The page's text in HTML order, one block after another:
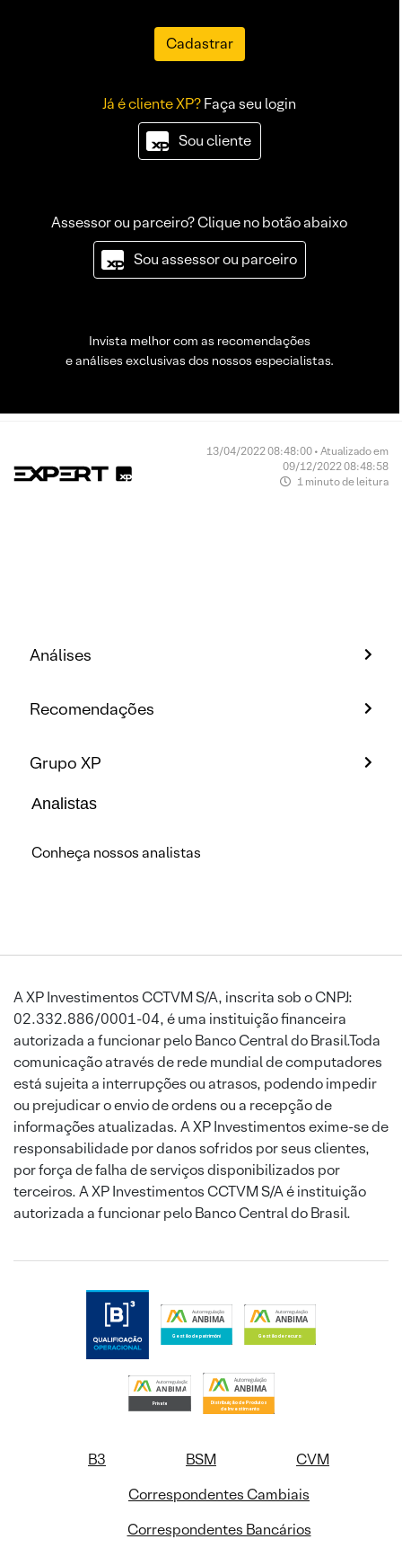
Cadastrar
Já é cliente XP?Faça seu login
Sou cliente
Assessor ou parceiro? Clique no botão abaixo
Sou assessor ou parceiro
Invista melhor com as recomendações
e análises exclusivas dos nossos especialistas.
13/04/2022 08:48:00 • Atualizado em
09/12/2022 08:48:58
1 minuto de leitura
Análises
Recomendações
Grupo XP
Analistas
Conheça nossos analistas
A XP Investimentos CCTVM S/A, inscrita sob o CNPJ:
02.332.886/0001-04, é uma instituição financeira
autorizada a funcionar pelo Banco Central do Brasil.Toda
comunicação através de rede mundial de computadores
está sujeita a interrupções ou atrasos, podendo impedir
ou prejudicar o envio de ordens ou a recepção de
informações atualizadas. A XP Investimentos exime-se de
responsabilidade por danos sofridos por seus clientes,
por força de falha de serviços disponibilizados por
terceiros. A XP Investimentos CCTVM S/A é instituição
autorizada a funcionar pelo Banco Central do Brasil.
B3 BSM
CVM
Correspondentes Cambiais
Correspondentes Bancários